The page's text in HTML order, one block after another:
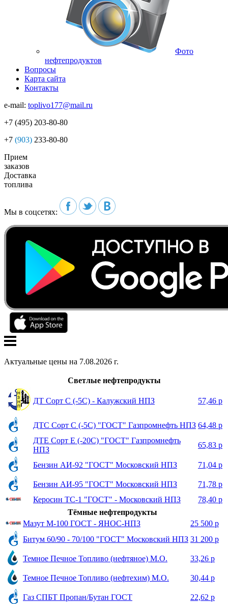
Фото
нефтепродуктов
Вопросы
Карта сайта
Контакты
e-mail: toplivo177@mail.ru
+7 (495) 203-80-80
+7 (903) 233-80-80
Прием
заказов
Доставка
топлива
Мы в соцсетях:
Актуальные цены на 7.08.2026 г.
Светлые нефтепродукты
ДТ Сорт С (-5С) - Калужский НПЗ 57,46 р
ДТС Сорт С (-5С) "ГОСТ" Газпромнефть НПЗ 64,48 р
ДТЕ Сорт Е (-20С) "ГОСТ" Газпромнефть
НПЗ
65,83 р
Бензин АИ-92 "ГОСТ" Московский НПЗ 71,04 р
Бензин АИ-95 "ГОСТ" Московский НПЗ
71,78 р
Керосин ТС-1 "ГОСТ" - Московский НПЗ
78,40 р
Тёмные нефтепродукты
Мазут М-100 ГОСТ - ЯНОС-НПЗ
25 500 р
Битум 60/90 - 70/100 "ГОСТ" Московский НПЗ 31 200 р
Темное Печное Топливо (нефтяное) М.О. 33,26 р
Темное Печное Топливо (нефтехим) М.О. 30,44 р
Газ СПБТ Пропан/Бутан ГОСТ 22,62 р